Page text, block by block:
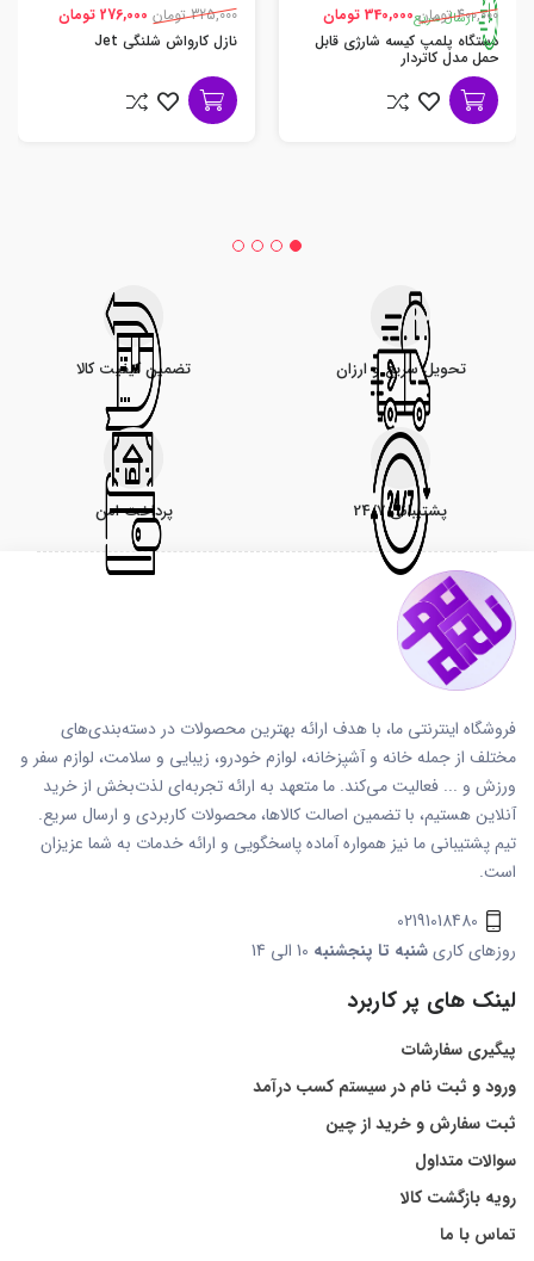
ارسال سریع400,000 تومان
340,000 تومان
دستگاه پلمپ کیسه شارژی قابل
حمل مدل کاتردار
325,000 تومان
276,000 تومان
نازل کارواش شلنگی Jet
تحویل سریع و ارزان تضمین کیفیت کالا
پشتیبانی 24/7 پرداخت امن
فروشگاه اینترنتی ما، با هدف ارائه بهترین محصولات در دسته‌بندی‌های
مختلف از جمله خانه و آشپزخانه، لوازم خودرو، زیبایی و سلامت، لوازم سفر و
ورزش و ... فعالیت می‌کند. ما متعهد به ارائه تجربه‌ای لذت‌بخش از خرید
آنلاین هستیم، با تضمین اصالت کالاها، محصولات کاربردی و ارسال سریع.
تیم پشتیبانی ما نیز همواره آماده پاسخگویی و ارائه خدمات به شما عزیزان
است.
02191018480
روزهای کاریشنبه تا پنجشنبه
لینک های پر کاربرد
پیگیری سفارشات
ورود و ثبت نام در سیستم کسب درآمد
ثبت سفارش و خرید از چین
سوالات متداول
رویه بازگشت کالا
تماس با ما